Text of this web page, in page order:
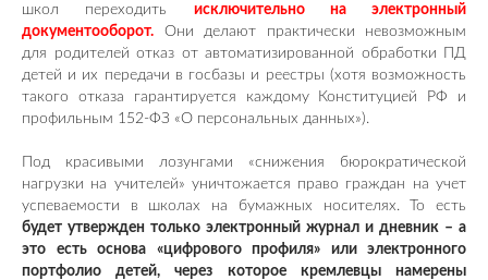
школ переходить исключительно на электронный
документооборот. Они делают практически невозможным
для родителей отказ от автоматизированной обработки ПД
детей и их передачи в госбазы и реестры (хотя возможность
такого отказа гарантируется каждому Конституцией РФ и
профильным 152-ФЗ «О персональных данных»).
Под красивыми лозунгами «снижения бюрократической
нагрузки на учителей» уничтожается право граждан на учет
успеваемости в школах на бумажных носителях. То есть
будет утвержден только электронный журнал и дневник – а
это есть основа «цифрового профиля» или электронного
портфолио детей, через которое кремлевцы намерены